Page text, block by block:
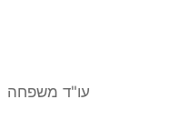
עו"ד משפחה